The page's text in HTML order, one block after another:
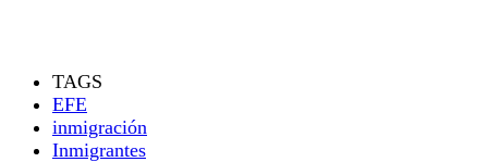
TAGS
EFE
inmigración
Inmigrantes